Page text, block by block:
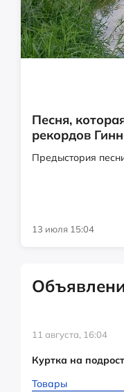
Песня,
рекордов
Предыстория
13 июля 15:04
11 августа, 16:04
Куртка на
Товары